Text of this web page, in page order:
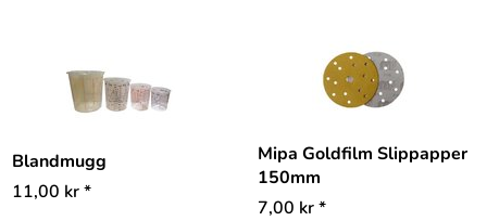
Blandmugg
11,00 kr*
Mipa Goldfilm Slippapper
150mm
7,00 kr*